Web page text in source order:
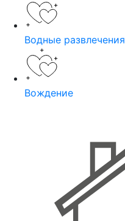
Водные развлечения
Вождение